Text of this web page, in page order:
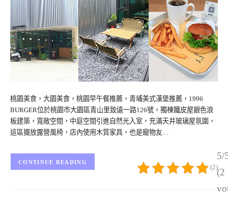
桃園美食，大園美食，桃園早午餐推薦，青埔美式漢堡推薦，1996
BURGER位於桃園市大園區青山里致遠一路126號，獨棟鐵皮屋銀色浪
板建築，寬敞空間，中庭空間引進自然光入室，充滿天井玻璃屋氛圍，
這區擺放露營風椅，店內使用木質家具，也是寵物友…
5/
(2
(2)
CONTINUE READING